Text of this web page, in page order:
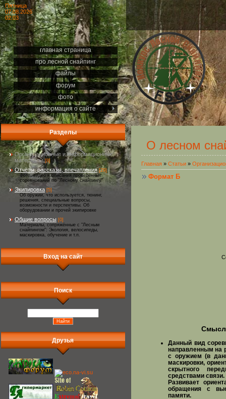
Пятница
07.08.2026
02:03
главная страница
про лесной снайпинг
файлы
форум
фото
информация о сайте
Разделы
Организационные и информационные
материалы [8]
Отчёты, рассказы, впечатления [29]
Фото, видео и описания проведённых
соревнований по "Лесному снайпингу"
Экипировка [5]
Об оружии, что используется, тюнинг,
решения, специальные вопросы,
возможности и перспективы. Об
оборудовании и прочей экипировке
Общие вопросы [0]
Материалы, сопряжённые с "Лесным
снайпингом": Экология, велосипеды,
маскировка, обучение и т.п.
Вход на сайт
Поиск
Друзья
О лесном
Главная » Статьи »
Формат Б
Смысл
Данный вид
направленным на
с оружием (в
маскировки,
скрытного
средствами связи.
Развивает
обращения с
памяти.